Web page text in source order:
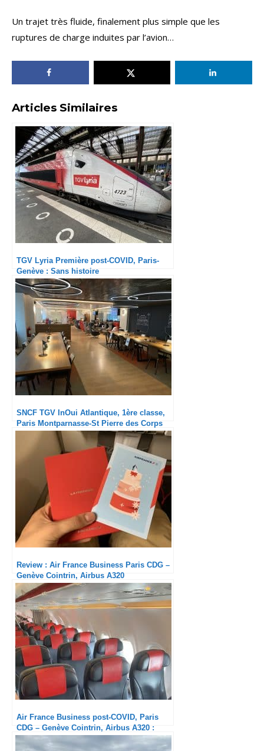
Un trajet très fluide, finalement plus simple que les
ruptures de charge induites par l’avion…
Articles Similaires
TGV Lyria Première post-COVID, Paris-
Genève : Sans histoire
SNCF TGV InOui Atlantique, 1ère classe,
Paris Montparnasse-St Pierre des Corps
Review : Air France Business Paris CDG –
Genève Cointrin, Airbus A320
Air France Business post-COVID, Paris
CDG – Genève Cointrin, Airbus A320 :
Service Ultra minimum